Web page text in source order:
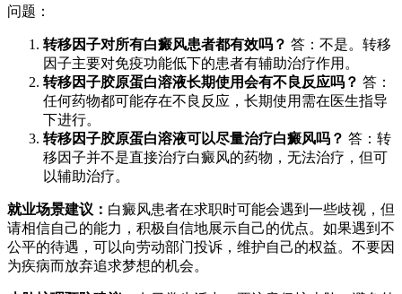
问题：
转移因子对所有白癜风患者都有效吗？ 答：不是。转移
因子主要对免疫功能低下的患者有辅助治疗作用。
转移因子胶原蛋白溶液长期使用会有不良反应吗？ 答：
任何药物都可能存在不良反应，长期使用需在医生指导
下进行。
转移因子胶原蛋白溶液可以尽量治疗白癜风吗？ 答：转
移因子并不是直接治疗白癜风的药物，无法治疗，但可
以辅助治疗。
就业场景建议： 白癜风患者在求职时可能会遇到一些歧视，但
请相信自己的能力，积极自信地展示自己的优点。如果遇到不
公平的待遇，可以向劳动部门投诉，维护自己的权益。不要因
为疾病而放弃追求梦想的机会。